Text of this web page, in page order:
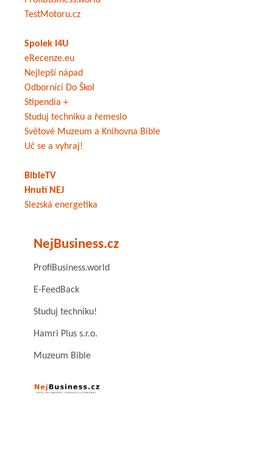
TestMotoru.cz
Spolek I4U
eRecenze.eu
Nejlepší nápad
Odborníci Do Škol
Stipendia +
Studuj techniku a řemeslo
Světové Muzeum a Knihovna Bible
Uč se a vyhraj!
BibleTV
Hnutí NEJ
Slezská energetika
NejBusiness.cz
ProfiBusiness.world
E-FeedBack
Studuj techniku!
Hamri Plus s.r.o.
Muzeum Bible